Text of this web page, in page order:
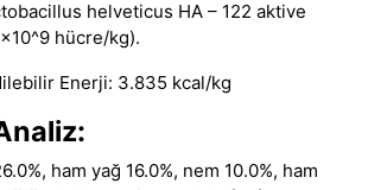
helveticus HA – 122 aktive
hücre/kg).
Enerji: 3.835 kcal/kg
ham yağ 16.0%, nem 10.0%, ham